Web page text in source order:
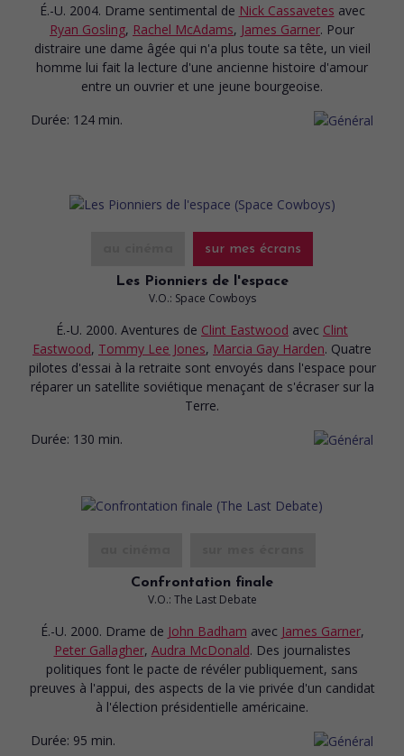
É.-U. 2004. Drame sentimental de Nick Cassavetes avec
Ryan Gosling, Rachel McAdams, James Garner. Pour
distraire une dame âgée qui n'a plus toute sa tête, un vieil
homme lui fait la lecture d'une ancienne histoire d'amour
entre un ouvrier et une jeune bourgeoise.
Durée: 124 min.
sur mes écrans
Les Pionniers de l'espace
V.O.: Space Cowboys
É.-U. 2000. Aventures de Clint Eastwood avec Clint
Eastwood, Tommy Lee Jones, Marcia Gay Harden. Quatre
pilotes d'essai à la retraite sont envoyés dans l'espace pour
réparer un satellite soviétique menaçant de s'écraser sur la
Terre.
Durée: 130 min.
Confrontation finale
V.O.: The Last Debate
É.-U. 2000. Drame de John Badham avec James Garner,
Peter Gallagher, Audra McDonald. Des journalistes
politiques font le pacte de révéler publiquement, sans
preuves à l'appui, des aspects de la vie privée d'un candidat
à l'élection présidentielle américaine.
Durée: 95 min.